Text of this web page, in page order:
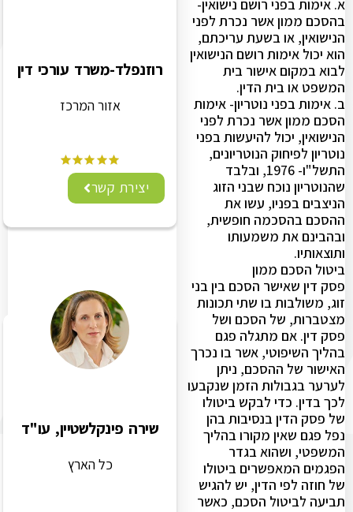
א. אימות בפני רושם נישואין-
בהסכם ממון אשר נכרת לפני
הנישואין, או בשעת עריכתם,
הוא יכול אימות רושם הנישואין
לבוא במקום אישור בית
המשפט או בית הדין.
ב. אימות בפני נוטריון- אימות
הסכם ממון אשר נכרת לפני
הנישואין, יכול להיעשות בפני
נוטריון לפיחוק הנוטריונים,
התשל"ו- 1976, ובלבד
שהנוטריון נוכח שבני הזוג
הניצבים בפניו, עשו את
ההסכם בהסכמה חופשית,
ובהבינם את משמעותו
ותוצאותיו.
ביטול הסכם ממון
פסק דין שאישר הסכם בין בני
זוג, משולבות בו שתי תכונות
מצטברות, של הסכם ושל
פסק דין. אם מתגלה פגם
בהליך השיפוטי, אשר בו נכרך
האישור של ההסכם, ניתן
לערער בגבולות הזמן שנקבעו
לכך בדין. כדי לבקש ביטולו
של פסק הדין בנסיבות בהן
נפל פגם שאין מקורו בהליך
המשפטי, ושהוא בגדר
הפגמים המאפשרים ביטולו
של חוזה לפי הדין, יש להגיש
תביעה לביטול הסכם, כאשר
רוזנפלד-משרד עורכי דין
אזור המרכז
יצירת קשר
שירה פינקלשטיין, עו"ד
כל הארץ